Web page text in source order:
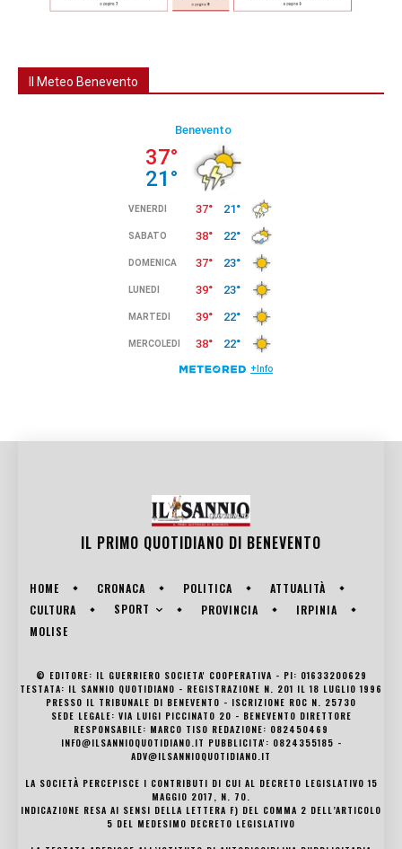
Il Meteo Benevento
IL PRIMO QUOTIDIANO DI BENEVENTO
HOME CRONACA POLITICA
ATTUALITÀ
CULTURA
SPORT PROVINCIA
IRPINIA
MOLISE
© EDITORE: IL GUERRIERO SOCIETA' COOPERATIVA - PI: 01633200629
TESTATA: IL SANNIO QUOTIDIANO - REGISTRAZIONE N. 201 IL 18 LUGLIO 1996
PRESSO IL TRIBUNALE DI BENEVENTO - ISCRIZIONE ROC N. 25730
SEDE LEGALE: VIA LUIGI PICCINATO 20 - BENEVENTO DIRETTORE
RESPONSABILE: MARCO TISO REDAZIONE: 082450469
INFO@ILSANNIOQUOTIDIANO.IT PUBBLICITA': 0824355185 -
ADV@ILSANNIOQUOTIDIANO.IT
LA SOCIETÀ PERCEPISCE I CONTRIBUTI DI CUI AL DECRETO LEGISLATIVO 15
MAGGIO 2017, N. 70.
INDICAZIONE RESA AI SENSI DELLA LETTERA F) DEL COMMA 2 DELL’ARTICOLO
5 DEL MEDESIMO DECRETO LEGISLATIVO